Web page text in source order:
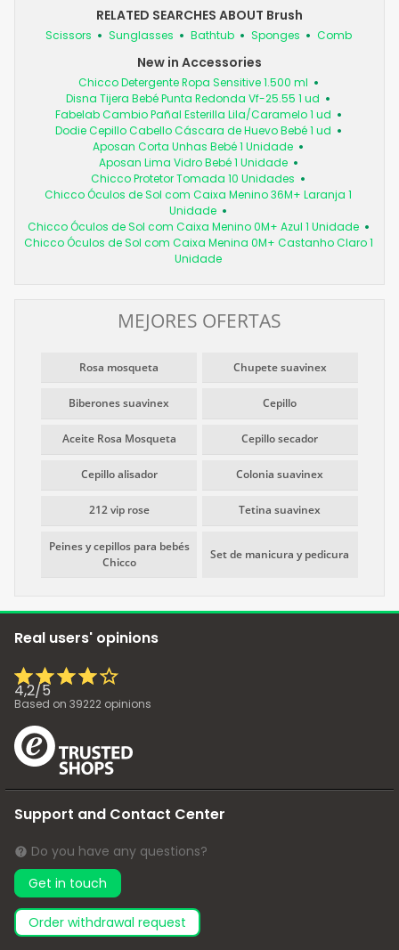
RELATED SEARCHES ABOUT Brush
Scissors Sunglasses Bathtub Sponges Comb
New in Accessories
Chicco Detergente Ropa Sensitive 1.500 ml
Disna Tijera Bebé Punta Redonda Vf-25.55 1 ud
Fabelab Cambio Pañal Esterilla Lila/Caramelo 1 ud
Dodie Cepillo Cabello Cáscara de Huevo Bebé 1 ud
Aposan Corta Unhas Bebé 1 Unidade
Aposan Lima Vidro Bebé 1 Unidade
Chicco Protetor Tomada 10 Unidades
Chicco Óculos de Sol com Caixa Menino 36M+ Laranja 1
Unidade
Chicco Óculos de Sol com Caixa Menino 0M+ Azul 1 Unidade
Chicco Óculos de Sol com Caixa Menina 0M+ Castanho Claro 1
Unidade
MEJORES OFERTAS
Rosa mosqueta Chupete suavinex
Biberones suavinex Cepillo
Aceite Rosa Mosqueta Cepillo secador
Cepillo alisador Colonia suavinex
212 vip rose Tetina suavinex
Peines y cepillos para bebés
Chicco
Set de manicura y pedicura
Real users' opinions
4,2/5
Based on 39222 opinions
Support and Contact Center
Do you have any questions?
Get in touch
Order withdrawal request